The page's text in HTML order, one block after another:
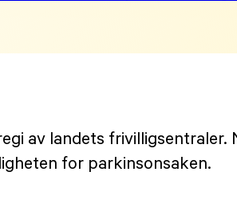
av landets frivilligsentraler.
for parkinsonsaken.